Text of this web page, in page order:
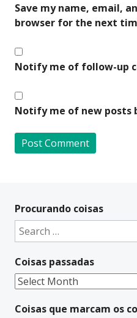
Save my name, email,
browser for the next
Notify me of follow-up
Notify me of new posts
t
e
a
t
i
v
Procurando coisas
Search
for:
Coisas passadas
Coisas
Coisas que marcam os